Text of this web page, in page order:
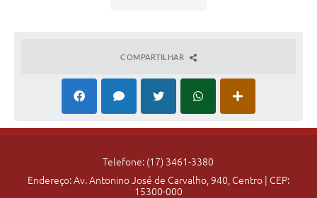
COMPARTILHAR
Telefone: (17) 3461-3380
Endereço: Av. Antonino José de Carvalho, 940, Centro | CEP:
15300-000